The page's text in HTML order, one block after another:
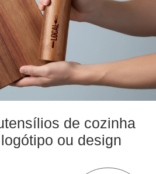
de cozinha
ou design